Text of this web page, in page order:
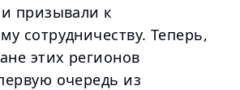
призывали к
сотрудничеству. Теперь,
этих регионов
очередь из